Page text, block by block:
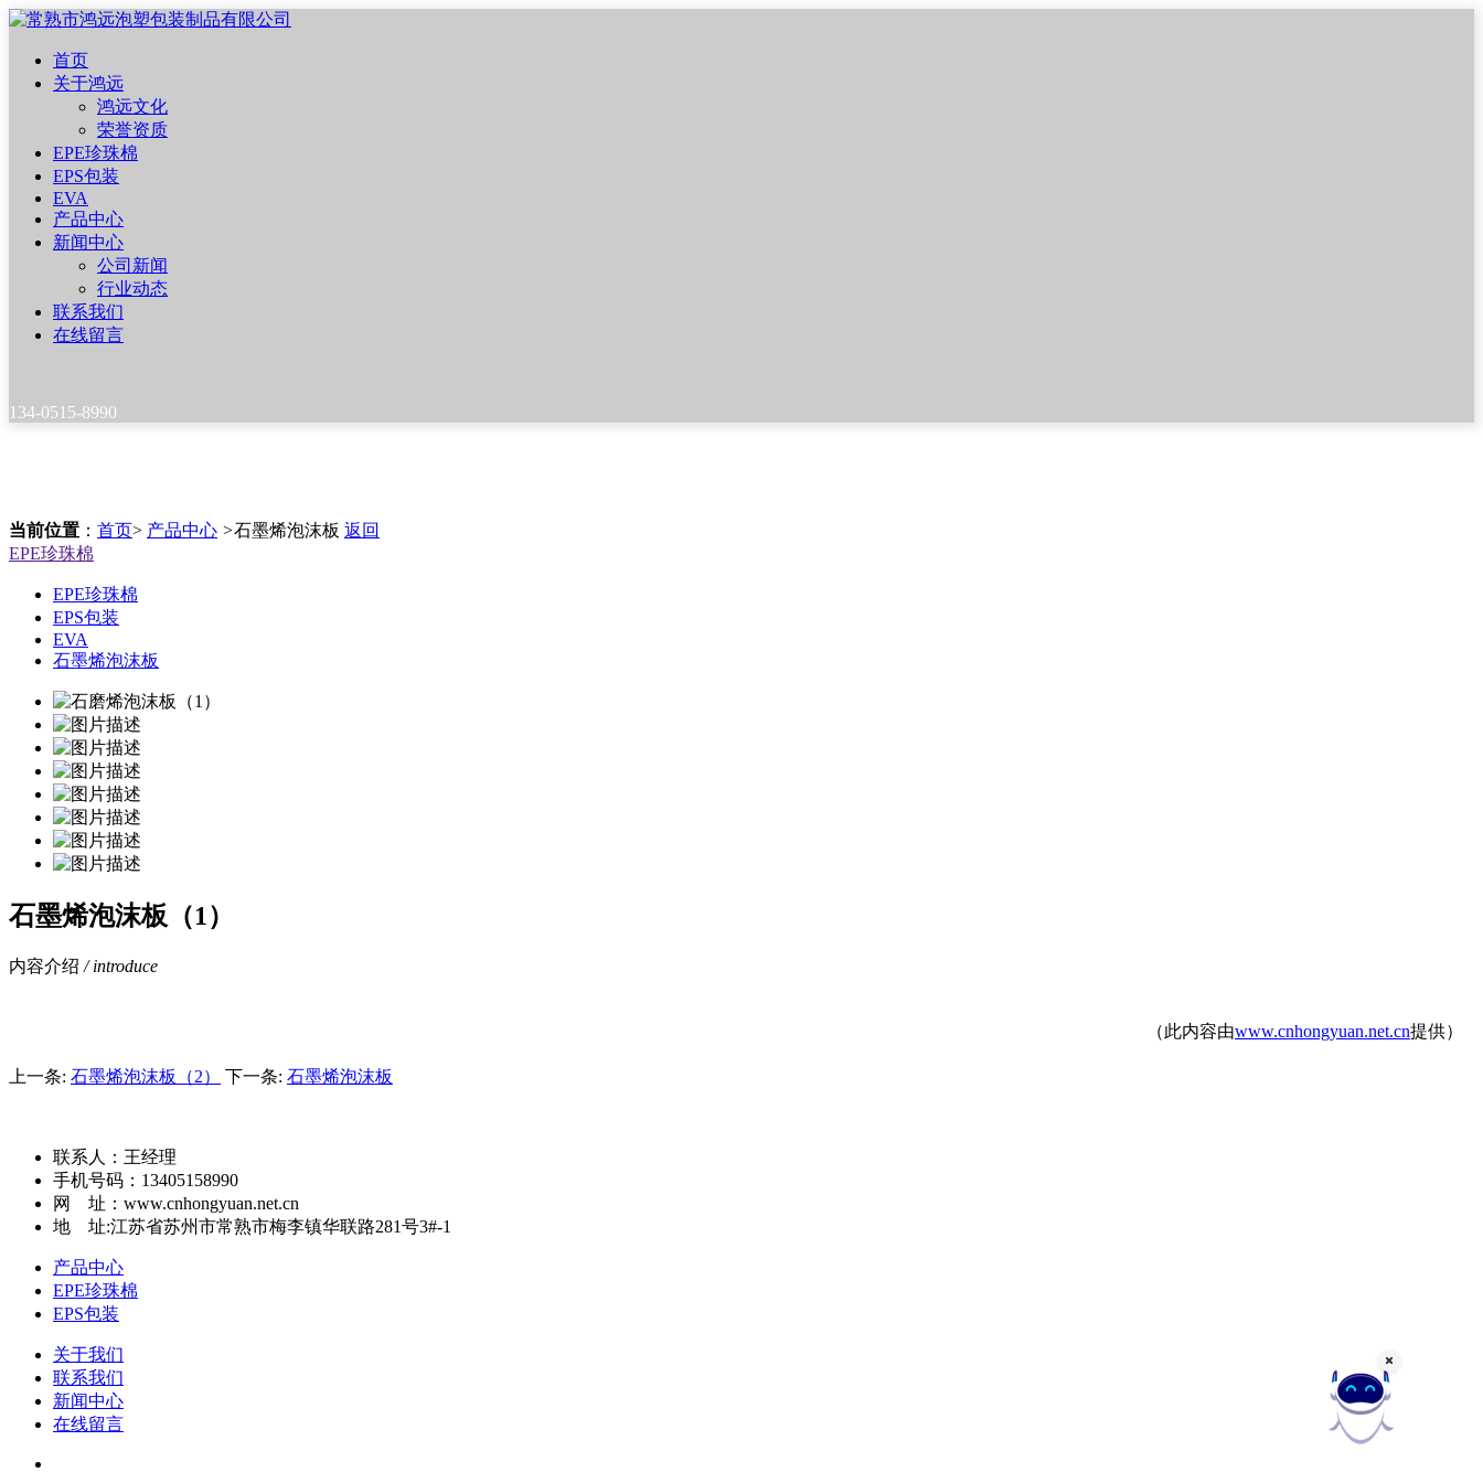
首页
关于鸿远
鸿远文化
荣誉资质
EPE珍珠棉
EPS包装
EVA
产品中心
新闻中心
公司新闻
行业动态
联系我们
在线留言
134-0515-8990
当前位置 ： 首页> 产品中心 >石墨烯泡沫板 返回
EPE珍珠棉
EPE珍珠棉
EPS包装
EVA
石墨烯泡沫板
石墨烯泡沫板（1）
内容介绍 / introduce
（此内容由www.cnhongyuan.net.cn提供）
上一条: 石墨烯泡沫板（2） 下一条: 石墨烯泡沫板
联系人：王经理
手机号码：13405158990
网 址：www.cnhongyuan.net.cn
地 址:江苏省苏州市常熟市梅李镇华联路281号3#-1
产品中心
EPE珍珠棉
EPS包装
关于我们
联系我们
新闻中心
在线留言